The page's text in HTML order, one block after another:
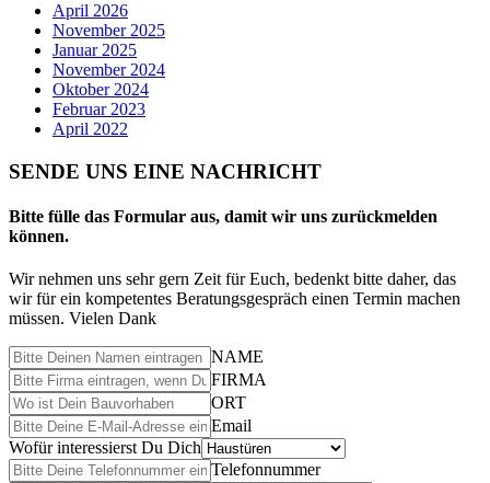
April 2026
November 2025
Januar 2025
November 2024
Oktober 2024
Februar 2023
April 2022
SENDE UNS EINE NACHRICHT
Bitte fülle das Formular aus, damit wir uns zurückmelden
können.
Wir nehmen uns sehr gern Zeit für Euch, bedenkt bitte daher, das
wir für ein kompetentes Beratungsgespräch einen Termin machen
müssen. Vielen Dank
NAME
FIRMA
ORT
Email
Wofür interessierst Du Dich
Telefonnummer